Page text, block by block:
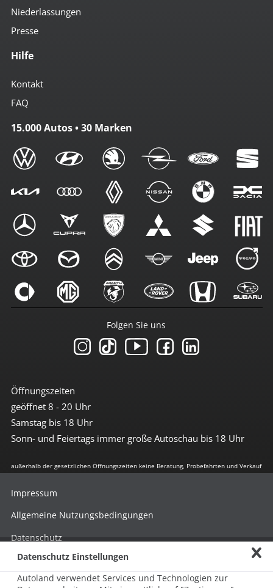
Niederlassungen
Presse
Hilfe
Kontakt
FAQ
15.000 Autos • 30 Marken
Öffnungszeiten
geöffnet 8 - 20 Uhr
Samstag bis 18 Uhr
Sonn- und Feiertags immer große Autoschau bis 18 Uhr
Folgen Sie uns
außerhalb der gesetzlichen Öffnungszeiten keine Beratung, Probefahrten und Verkauf
Impressum
Allgemeine Nutzungsbedingungen
Datenschutz
Hinweisgebersystem nach HinSchG
Beschwerde nach LkSG
Datenschutz Einstellungen
Autoland verwendet Services und Technologien zur